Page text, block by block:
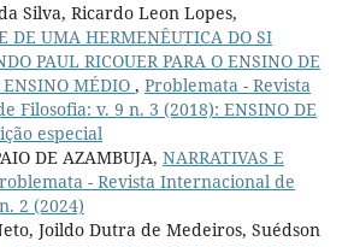
Silva, Ricardo Leon Lopes,
DE UMA HERMENÊUTICA DO SI
PAUL RICOUER PARA O ENSINO DE
MÉDIO , Problemata - Revista
Filosofia: v. 9 n. 3 (2018): ENSINO DE
especial
DE AZAMBUJA, NARRATIVAS E
- Revista Internacional de
2 (2024)
Joildo Dutra de Medeiros, Suédson